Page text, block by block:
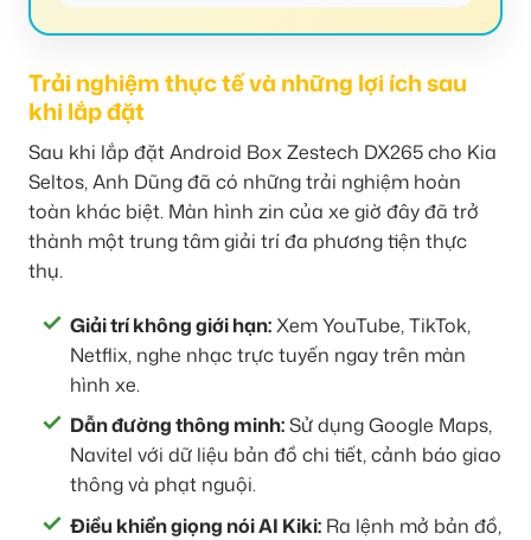
Trải nghiệm thực tế và những lợi ích sau
khi lắp đặt
Sau khi lắp đặt Android Box Zestech DX265 cho Kia
Seltos, Anh Dũng đã có những trải nghiệm hoàn
toàn khác biệt. Màn hình zin của xe giờ đây đã trở
thành một trung tâm giải trí đa phương tiện thực
thụ.
Giải trí không giới hạn:Xem YouTube, TikTok,
Netflix, nghe nhạc trực tuyến ngay trên màn
hình xe.
Dẫn đường thông minh:Sử dụng Google Maps,
Navitel với dữ liệu bản đồ chi tiết, cảnh báo giao
thông và phạt nguội.
Điều khiển giọng nói AI Kiki: Ra lệnh mở bản đồ,